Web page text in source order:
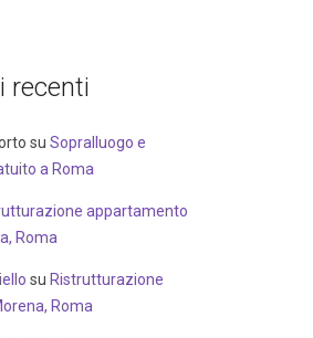
recenti
su Sopralluogo e
a Roma
appartamento
Roma
su Ristrutturazione
Roma